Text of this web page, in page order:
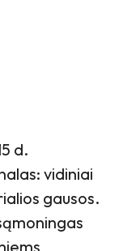
d.
vidiniai
gausos.